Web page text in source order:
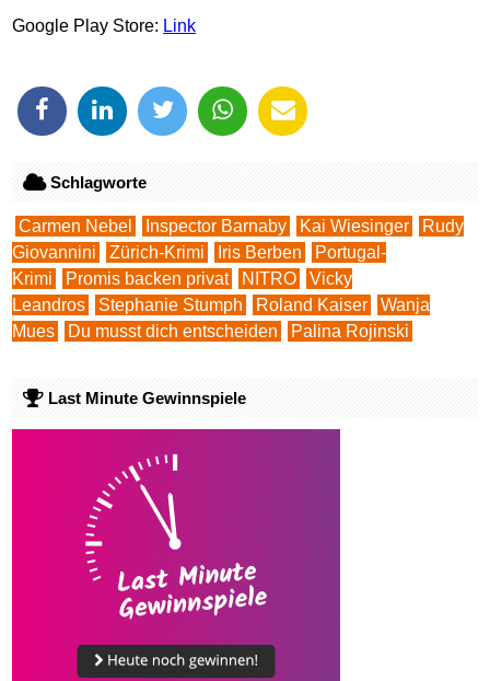
Carmen Nebel Inspector Barnaby Kai Wiesinger
Giovannini
Zürich-Krimi Iris Berben
Portugal-
Krimi
Promis backen privat NITRO
Vicky
Leandros
Stephanie Stumph Roland Kaiser
Wanja